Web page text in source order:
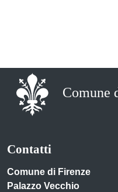
Comune
Contatti
Comune di Firenze
Palazzo Vecchio